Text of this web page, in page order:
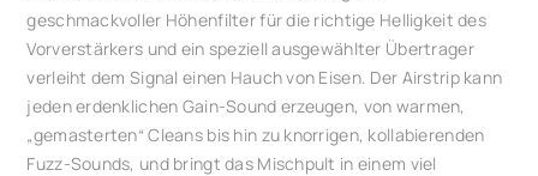
geschmackvoller Höhenfilter für die richtige Helligkeit des
Vorverstärkers und ein speziell ausgewählter Übertrager
verleiht dem Signal einen Hauch von Eisen. Der Airstrip kann
jeden erdenklichen Gain-Sound erzeugen, von warmen,
„gemasterten“ Cleans bis hin zu knorrigen, kollabierenden
Fuzz-Sounds, und bringt das Mischpult in einem viel